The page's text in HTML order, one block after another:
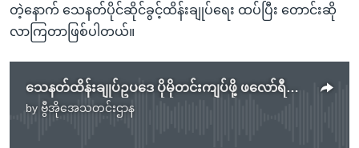
တဲ့နောက် သေနတ်ပိုင်ဆိုင်ခွင့်ထိန်းချုပ်ရေး ထပ်ပြီး တောင်းဆို
လာကြတာဖြစ်ပါတယ်။
သေနတ်ထိန်းချုပ်ဥပဒေ ပိုမိုတင်းကျပ်ဖို့ ဖလော်ရီဒါမှာ ဆန္ဒပြ
by ဗွီအိုအေသတင်းဌာန
No media source currently available